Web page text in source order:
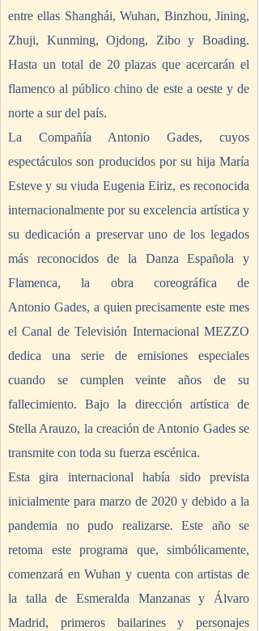
entre ellas Shanghái, Wuhan, Binzhou, Jining,
Zhuji, Kunming, Ojdong, Zibo y Boading.
Hasta un total de 20 plazas que acercarán el
flamenco al público chino de este a oeste y de
norte a sur del país.
La Compañía Antonio Gades, cuyos
espectáculos son producidos por su hija María
Esteve y su viuda Eugenia Eiriz, es reconocida
internacionalmente por su excelencia artística y
su dedicación a preservar uno de los legados
más reconocidos de la Danza Española y
Flamenca, la obra coreográfica de
Antonio Gades, a quien precisamente este mes
el Canal de Televisión Internacional MEZZO
dedica una serie de emisiones especiales
cuando se cumplen veinte años de su
fallecimiento. Bajo la dirección artística de
Stella Arauzo, la creación de Antonio Gades se
transmite con toda su fuerza escénica.
Esta gira internacional había sido prevista
inicialmente para marzo de 2020 y debido a la
pandemia no pudo realizarse. Este año se
retoma este programa que, simbólicamente,
comenzará en Wuhan y cuenta con artistas de
la talla de Esmeralda Manzanas y Álvaro
Madrid, primeros bailarines y personajes